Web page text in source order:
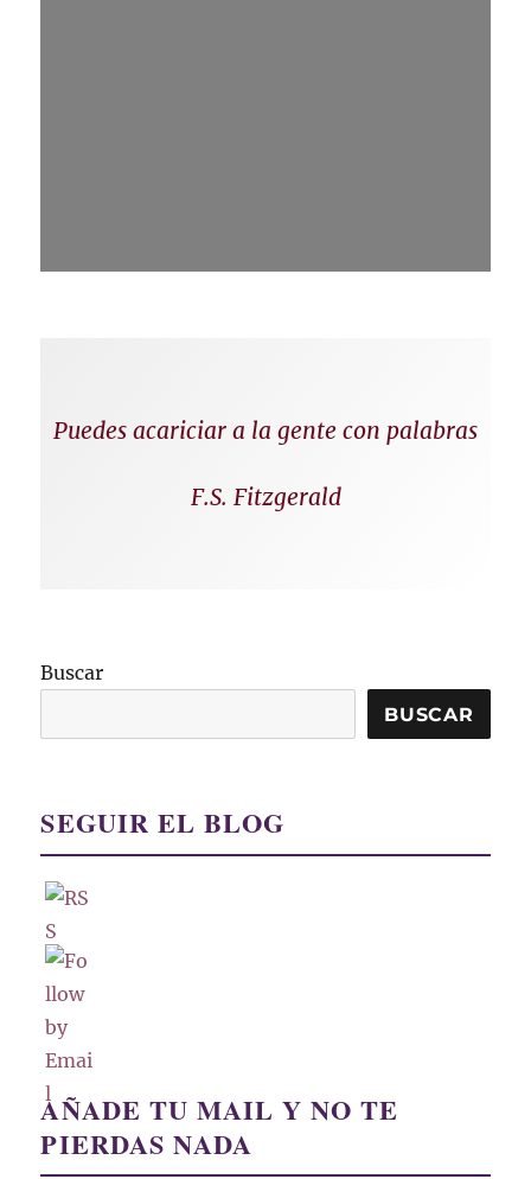
Puedes acariciar a la gente con palabras
F.S. Fitzgerald
Buscar
BUSCAR
SEGUIR EL BLOG
AÑADE TU MAIL Y NO TE
PIERDAS NADA